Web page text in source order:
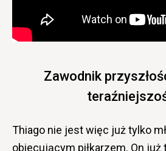
Zawodnik
Thiago nie jest więc już tylko
obiecującym piłkarzem. On